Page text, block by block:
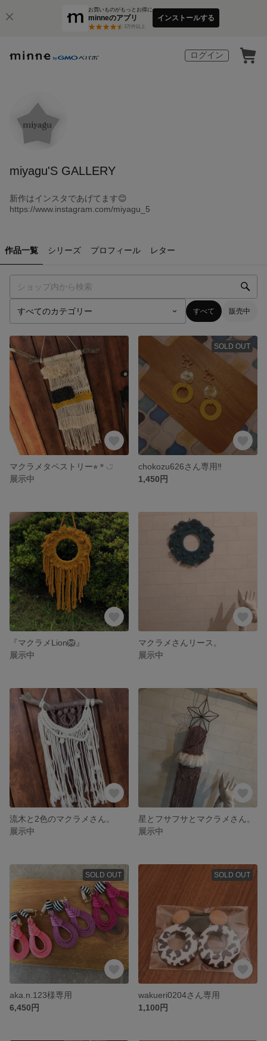
お買いものがもっとお得に
minneのアプリ
3万件以上
インストールする
ログイン
miyagu'S GALLERY
新作はインスタであげてます😊
https://www.instagram.com/miyagu_5
作品一覧 シリーズ プロフィール レター
すべて 販売中
マクラメタペストリー⭐︎＊◡̈
展示中
SOLD OUT
chokozu626さん専用‼️
1,450円
『マクラメLion🦁』
展示中
マクラメさんリース。
展示中
流木と2色のマクラメさん。
展示中
星とフサフサとマクラメさん。
展示中
SOLD OUT
aka.n.123様専用
6,450円
SOLD OUT
wakueri0204さん専用
1,100円